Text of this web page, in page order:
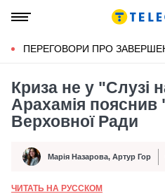
ПЕРЕГОВОРИ ПРО
Криза не у "Слузі
Арахамія пояснив
Верховної Ради
Автор Марія Назарова, Артур Гор
Дата публікації
ЧИТАТЬ НА РУССКОМ